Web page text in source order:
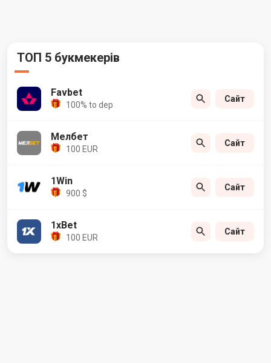
ТОП 5 букмекерів
Favbet
100% to dep
Сайт
Мелбет
100 EUR
Сайт
1Win
900 $
Сайт
1xBet
100 EUR
Сайт